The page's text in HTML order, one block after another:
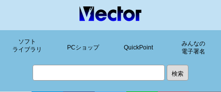
ソフト
ライブラリ
PCショップ QuickPoint
みんなの
電子署名